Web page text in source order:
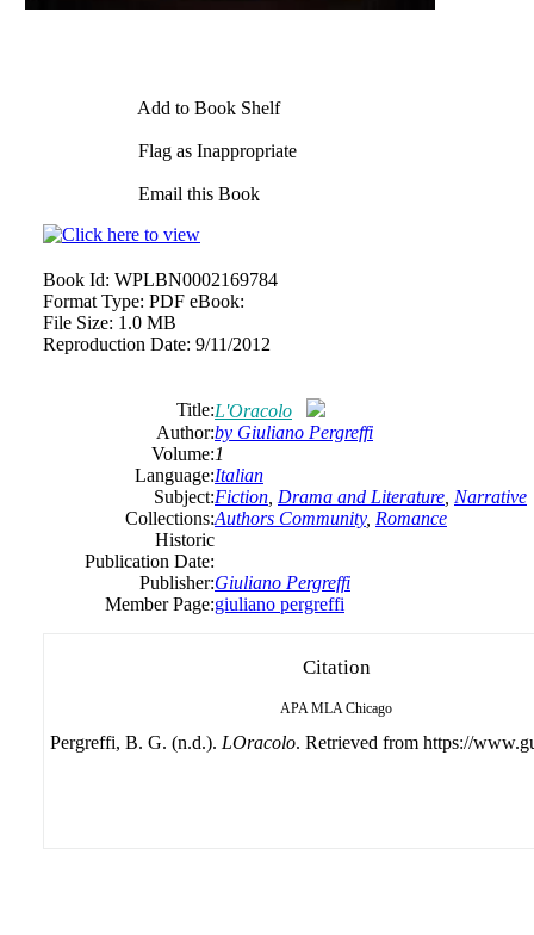
Add to Book Shelf
Flag as Inappropriate
Email this Book
Book Id: WPLBN0002169784
Format Type: PDF eBook:
File Size: 1.0 MB
Reproduction Date: 9/11/2012
Title:L'Oracolo
Author:by Giuliano Pergreffi
Volume:1
Language:Italian
Subject:Fiction Drama and Literature Narrative
Collections:Authors Community, Romance
Historic
Publication Date:
Publisher:Giuliano Pergreffi
Member Page:giuliano pergreffi
Citation
APA MLA Chicago
Pergreffi, B. G. (n.d.). LOracolo. Retrieved from https://